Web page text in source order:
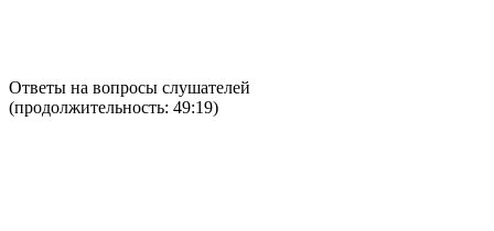
Ответы на вопросы слушателей
(продолжительность: 49:19)